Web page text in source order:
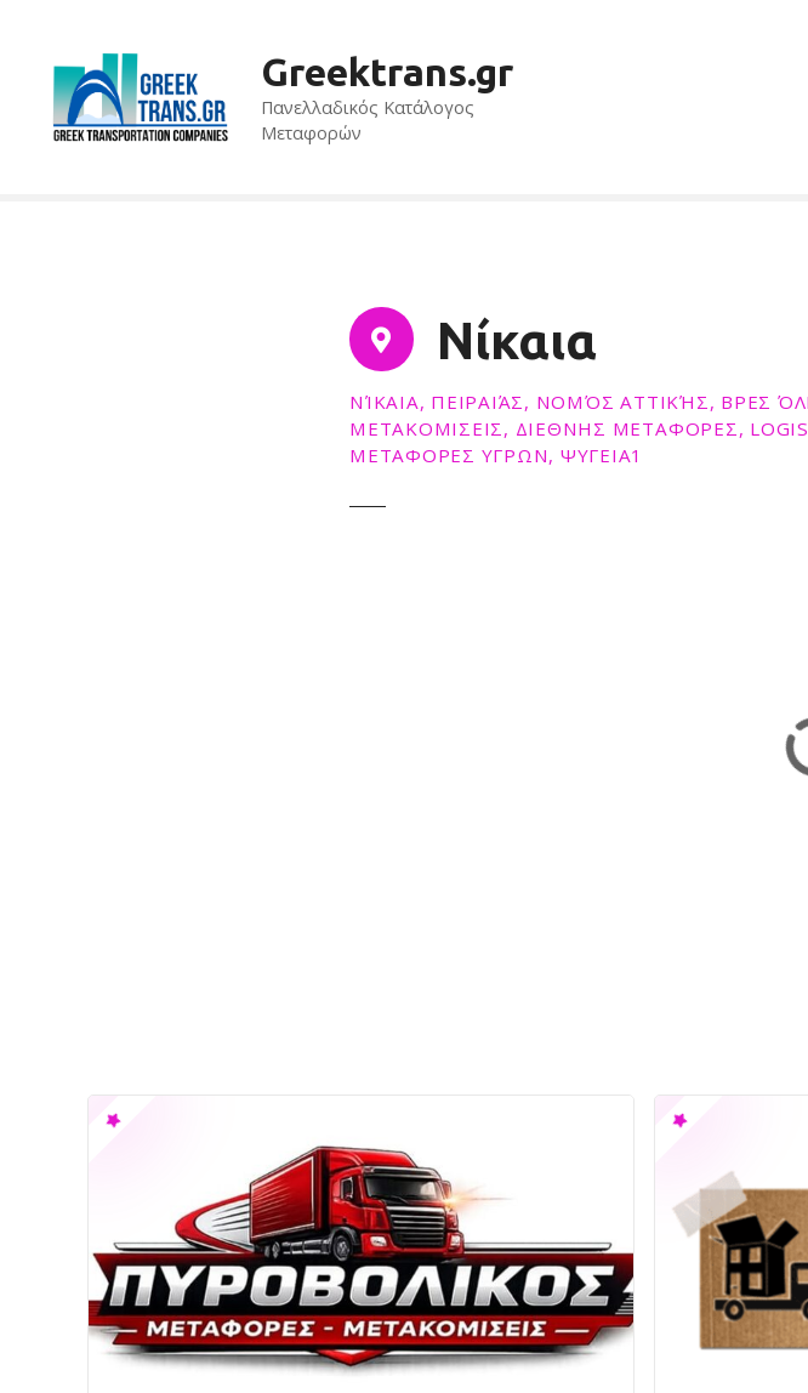
Greektrans.gr
Πανελλαδικός Κατάλογος
Μεταφορών
Νίκαια
ΝΊΚΑΙΑ, ΠΕΙΡΑΙΆΣ, ΝΟΜΌΣ ΑΤΤΙΚΉΣ, ΒΡΕΣ
ΜΕΤΑΚΟΜΙΣΕΙΣ, ΔΙΕΘΝΗΣ ΜΕΤΑΦΟΡΕΣ,
ΜΕΤΑΦΟΡΕΣ ΥΓΡΩΝ, ΨΥΓΕΙΑ1